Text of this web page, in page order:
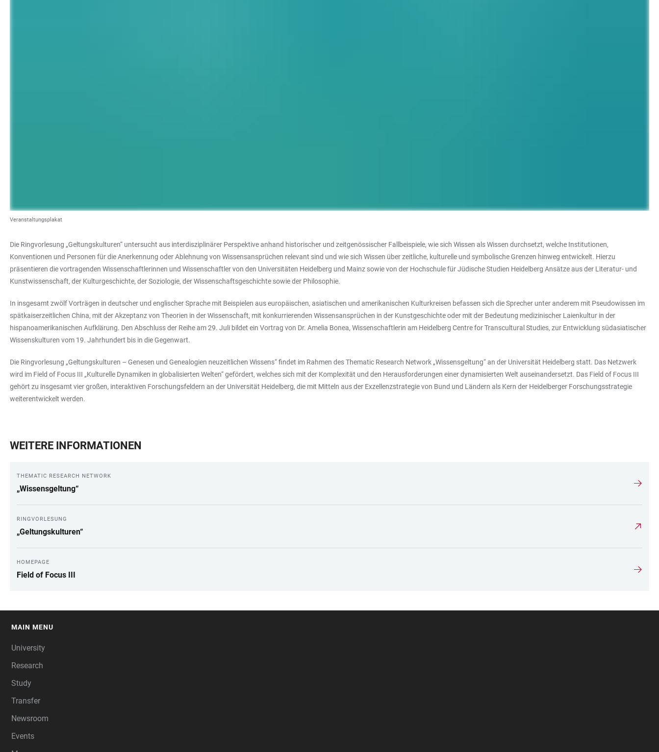
Veranstaltungsplakat
Die Ringvorlesung „Geltungskulturen“ untersucht aus interdisziplinärer Perspektive anhand historischer und zeitgenössischer Fallbeispiele, wie sich Wissen als Wissen durchsetzt, welche Institutionen,
Konventionen und Personen für die Anerkennung oder Ablehnung von Wissensansprüchen relevant sind und wie sich Wissen über zeitliche, kulturelle und symbolische Grenzen hinweg entwickelt. Hierzu
präsentieren die vortragenden Wissenschaftlerinnen und Wissenschaftler von den Universitäten Heidelberg und Mainz sowie von der Hochschule für Jüdische Studien Heidelberg Ansätze aus der Literatur- und
Kunstwissenschaft, der Kulturgeschichte, der Soziologie, der Wissenschaftsgeschichte sowie der Philosophie.
In insgesamt zwölf Vorträgen in deutscher und englischer Sprache mit Beispielen aus europäischen, asiatischen und amerikanischen Kulturkreisen befassen sich die Sprecher unter anderem mit Pseudowissen im
spätkaiserzeitlichen China, mit der Akzeptanz von Theorien in der Wissenschaft, mit konkurrierenden Wissensansprüchen in der Kunstgeschichte oder mit der Bedeutung medizinischer Laienkultur in der
hispanoamerikanischen Aufklärung. Den Abschluss der Reihe am 29. Juli bildet ein Vortrag von Dr. Amelia Bonea, Wissenschaftlerin am Heidelberg Centre for Transcultural Studies, zur Entwicklung südasiatischer
Wissenskulturen vom 19. Jahrhundert bis in die Gegenwart.
Die Ringvorlesung „Geltungskulturen – Genesen und Genealogien neuzeitlichen Wissens“ findet im Rahmen des Thematic Research Network „Wissensgeltung“ an der Universität Heidelberg statt. Das Netzwerk
wird im Field of Focus III „Kulturelle Dynamiken in globalisierten Welten“ gefördert, welches sich mit der Komplexität und den Herausforderungen einer dynamisierten Welt auseinandersetzt. Das Field of Focus III
gehört zu insgesamt vier großen, interaktiven Forschungsfeldern an der Universität Heidelberg, die mit Mitteln aus der Exzellenzstrategie von Bund und Ländern als Kern der Heidelberger Forschungsstrategie
weiterentwickelt werden.
WEITERE INFORMATIONEN
THEMATIC RESEARCH NETWORK
„Wissensgeltung“
RINGVORLESUNG
„Geltungskulturen“
HOMEPAGE
Field of Focus III
MAIN MENU
University
Research
Study
Transfer
Newsroom
Events